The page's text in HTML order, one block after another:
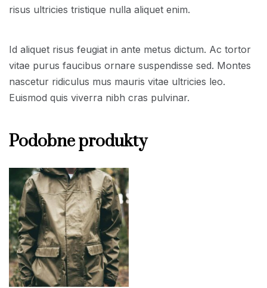
risus ultricies tristique nulla aliquet enim.
Id aliquet risus feugiat in ante metus dictum. Ac tortor
vitae purus faucibus ornare suspendisse sed. Montes
nascetur ridiculus mus mauris vitae ultricies leo.
Euismod quis viverra nibh cras pulvinar.
Podobne produkty